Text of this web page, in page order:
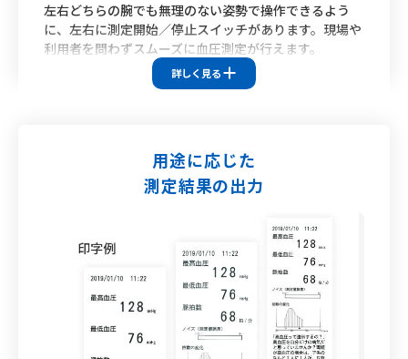
左右どちらの腕でも無理のない姿勢で操作できるよう
に、左右に測定開始／停止スイッチがあります。現場や
利用者を問わずスムーズに血圧測定が行えます。
詳しく見る
用途に応じた
測定結果の出力